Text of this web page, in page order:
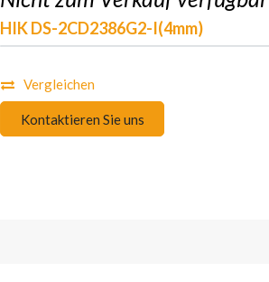
HIK DS-2CD2386G2-I(4mm)
Vergleichen
Kontaktieren Sie uns